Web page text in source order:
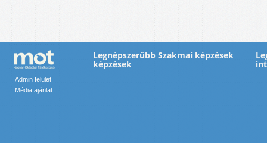
Admin felület
Média ajánlat
Legnépszerűbb Szakmai képzések
képzések